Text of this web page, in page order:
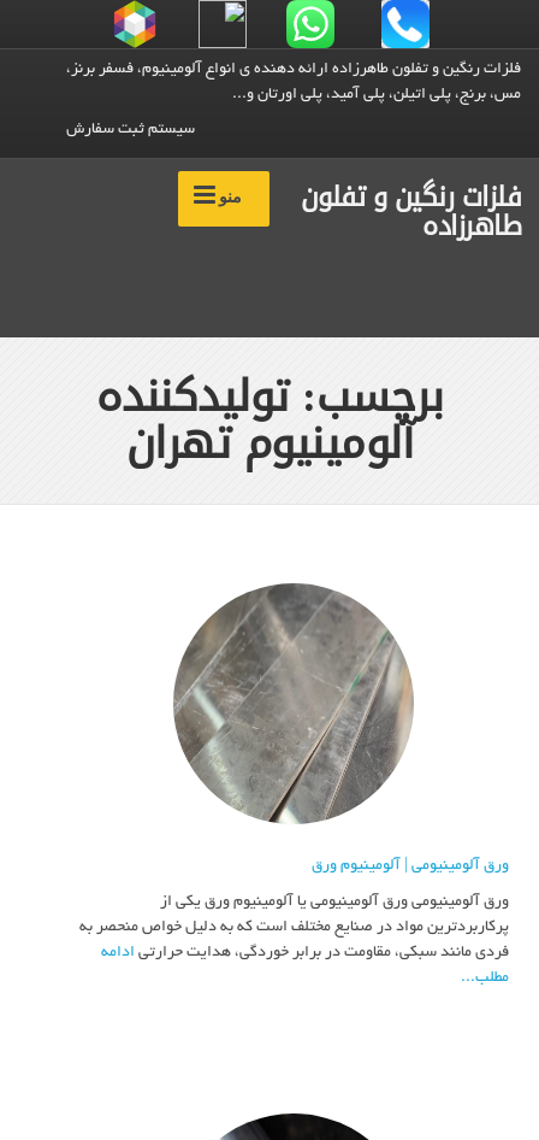
فلزات رنگین و تفلون طاهرزاده ارائه دهنده ی انواع آلومینیوم، فسفر برنز،
مس، برنج، پلی اتیلن، پلی آمید، پلی اورتان و...
سیستم ثبت سفارش
فلزات رنگین و تفلون
طاهرزاده
منو
برچسب: تولیدکننده
آلومینیوم تهران
ورق آلومینیومی | آلومینیوم ورق
ورق آلومینیومی ورق آلومینیومی یا آلومینیوم ورق یکی از
پرکاربردترین مواد در صنایع مختلف است که به دلیل خواص منحصر به
فردی مانند سبکی، مقاومت در برابر خوردگی، هدایت حرارتی ادامه
مطلب...